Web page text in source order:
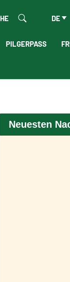
DE
PILGERPASS
Neuesten